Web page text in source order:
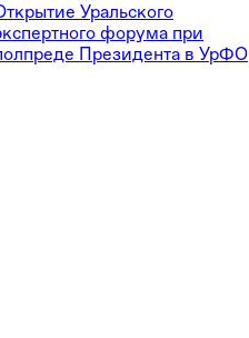
Уральского
форума при
Президента в УрФО